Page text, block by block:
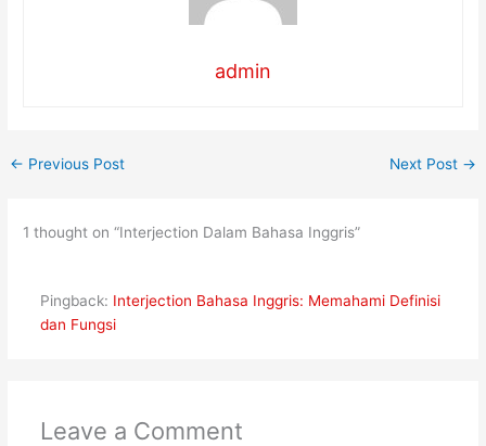
admin
← Previous Post Next Post →
1 thought on “Interjection Dalam Bahasa Inggris”
Pingback: Interjection Bahasa Inggris: Memahami Definisi
dan Fungsi
Leave a Comment